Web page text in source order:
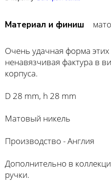
Материал и финиш
Очень удачная форма
ненавязчивая фактура в
корпуса.
D 28 mm, h 28 mm
Матовый никель
Производство - Англия
Дополнительно в
ручки.